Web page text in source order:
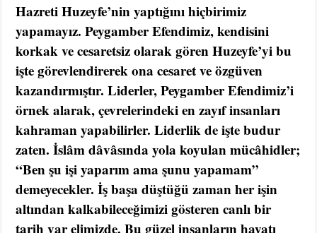
Hazreti Huzeyfe’nin yaptığını hiçbirimiz
yapamayız. Peygamber Efendimiz, kendisini
korkak ve cesaretsiz olarak gören Huzeyfe’yi bu
işte görevlendirerek ona cesaret ve özgüven
kazandırmıştır. Liderler, Peygamber Efendimiz’i
örnek alarak, çevrelerindeki en zayıf insanları
kahraman yapabilirler. Liderlik de işte budur
zaten. İslâm dâvâsında yola koyulan mücâhidler;
“Ben şu işi yaparım ama şunu yapamam”
demeyecekler. İş başa düştüğü zaman her işin
altından kalkabileceğimizi gösteren canlı bir
tarih var elimizde. Bu güzel insanların hayatı